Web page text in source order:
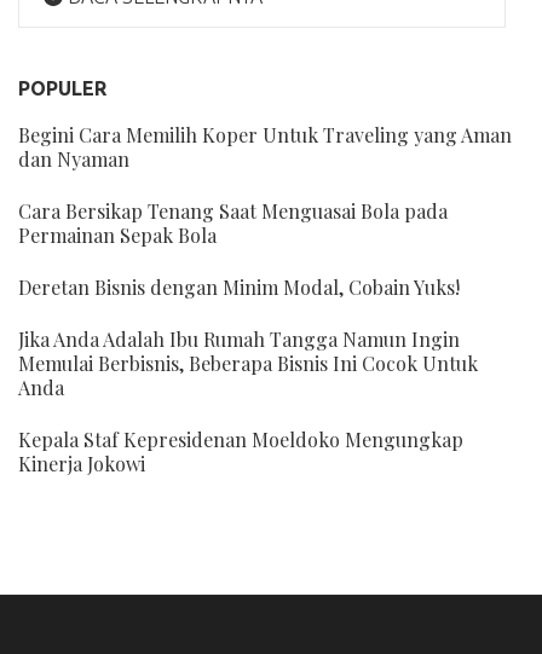
POPULER
Begini Cara Memilih Koper Untuk Traveling yang Aman
dan Nyaman
Cara Bersikap Tenang Saat Menguasai Bola pada
Permainan Sepak Bola
Deretan Bisnis dengan Minim Modal, Cobain Yuks!
Jika Anda Adalah Ibu Rumah Tangga Namun Ingin
Memulai Berbisnis, Beberapa Bisnis Ini Cocok Untuk
Anda
Kepala Staf Kepresidenan Moeldoko Mengungkap
Kinerja Jokowi